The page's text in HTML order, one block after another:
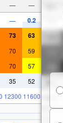
— —
— 0.2
73 63
70 59
70 57
35 52
12300 11600